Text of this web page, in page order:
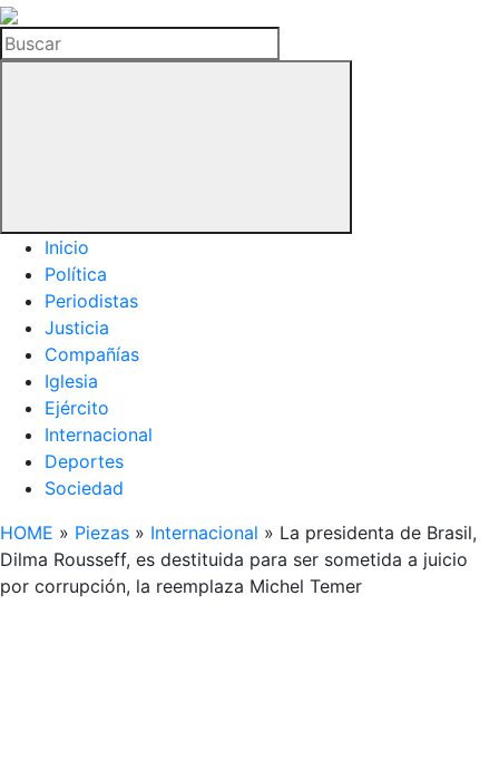
La
Hemeroteca
del
Buscar
Inicio
Política
Periodistas
Justicia
Compañías
Iglesia
Ejército
Internacional
Deportes
Sociedad
HOME » Piezas » Internacional » La presidenta de Brasil,
Dilma Rousseff, es destituida para ser sometida a juicio
por corrupción, la reemplaza Michel Temer